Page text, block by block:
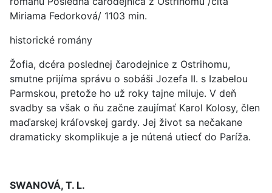
Miriama Fedorková/ 1103 min.
historické romány
Žofia, dcéra poslednej čarodejnice z Ostrihomu,
smutne prijíma správu o sobáši Jozefa II. s Izabelou
Parmskou, pretože ho už roky tajne miluje. V deň
svadby sa však o ňu začne zaujímať Karol Kolosy, člen
maďarskej kráľovskej gardy. Jej život sa nečakane
dramaticky skomplikuje a je nútená utiecť do Paríža.
SWANOVÁ, T. L.